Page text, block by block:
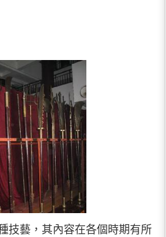
技藝，其內容在各個時期有所